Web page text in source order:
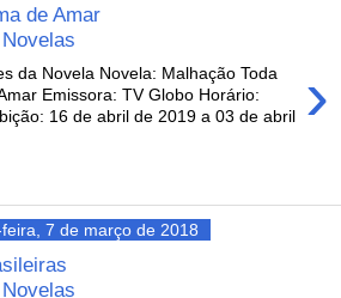
de Amar
›
da Novela Novela: Malhação Toda
Emissora: TV Globo Horário:
16 de abril de 2019 a 03 de abril
7 de março de 2018